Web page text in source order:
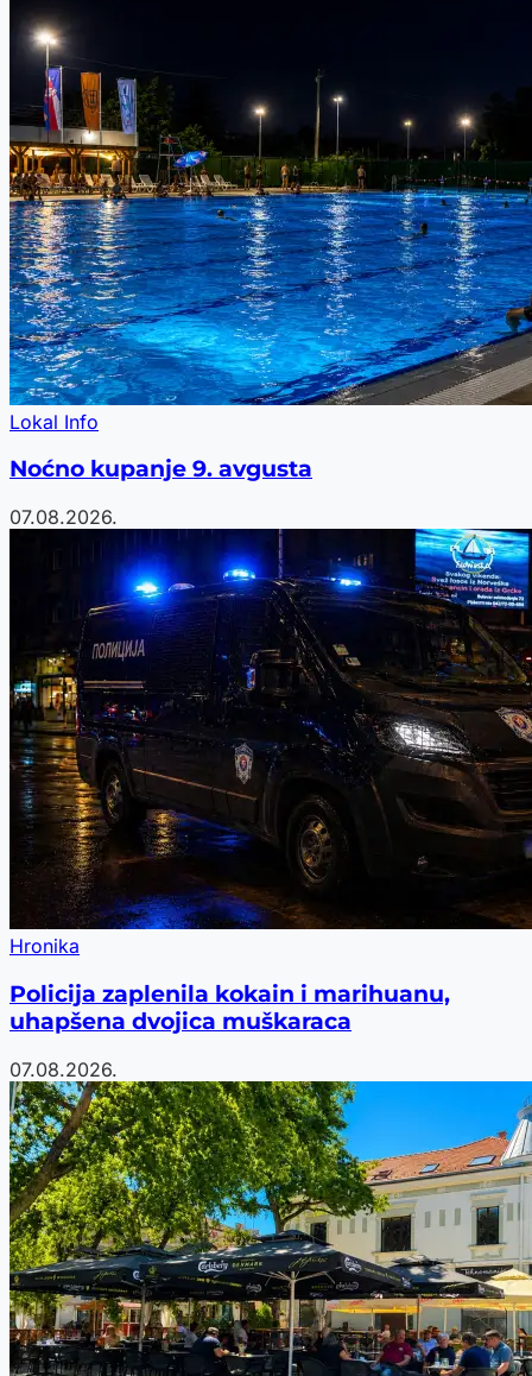
Lokal Info
Noćno kupanje 9. avgusta
07.08.2026.
Hronika
Policija zaplenila kokain i marihuanu,
uhapšena dvojica muškaraca
07.08.2026.